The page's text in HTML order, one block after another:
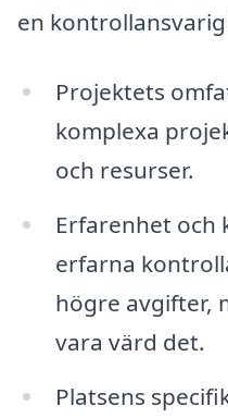
en
Projektets
komplexa
och resurser.
Erfarenhet och
erfarna
högre avgifter,
vara värd det.
Platsens